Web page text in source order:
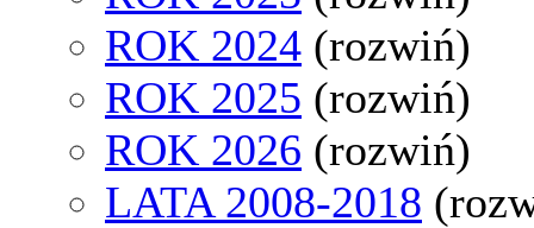
ROK 2024 (rozwiń)
ROK 2025 (rozwiń)
ROK 2026 (rozwiń)
LATA 2008-2018